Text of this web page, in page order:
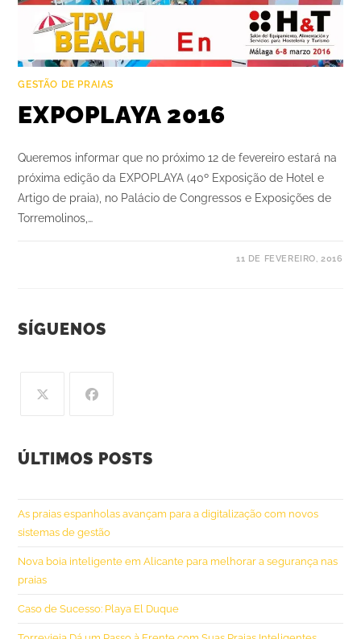
GESTÃO DE PRAIAS
EXPOPLAYA 2016
Queremos informar que no próximo 12 de fevereiro estará na
próxima edição da EXPOPLAYA (40º Exposição de Hotel e
Artigo de praia), no Palácio de Congressos e Exposições de
Torremolinos,…
11 DE FEVEREIRO, 2016
SÍGUENOS
ÚLTIMOS POSTS
As praias espanholas avançam para a digitalização com novos
sistemas de gestão
Nova boia inteligente em Alicante para melhorar a segurança nas
praias
Caso de Sucesso: Playa El Duque